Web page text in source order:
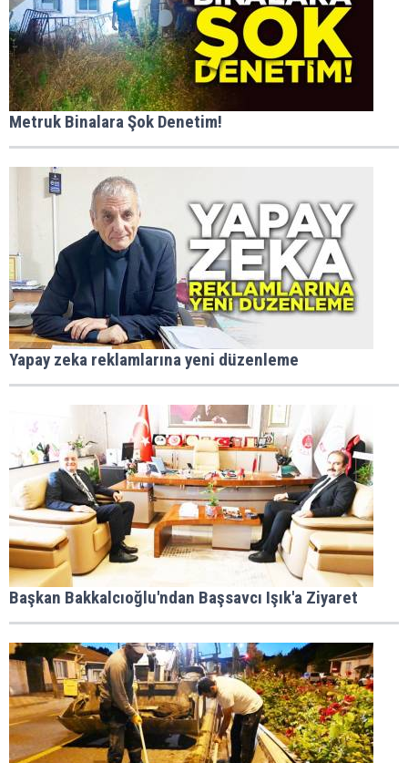
Metruk Binalara Şok Denetim!
Yapay zeka reklamlarına yeni düzenleme
Başkan Bakkalcıoğlu'ndan Başsavcı Işık'a Ziyaret